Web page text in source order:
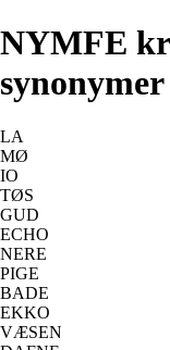
NYMFE
synonymer
LA
MØ
IO
TØS
GUD
ECHO
NERE
PIGE
BADE
EKKO
VÆSEN